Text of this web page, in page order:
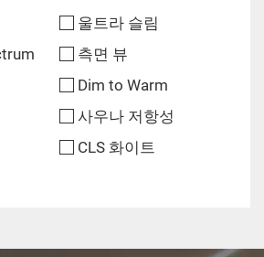
울트라 슬림
측면 뷰
Dim to Warm
사우나 저항성
CLS 화이트